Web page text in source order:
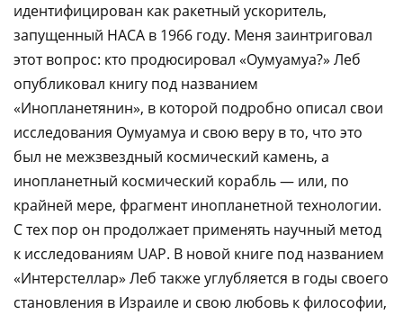
идентифицирован как ракетный ускоритель,
запущенный НАСА в 1966 году. Меня заинтриговал
этот вопрос: кто продюсировал «Оумуамуа?» Леб
опубликовал книгу под названием
«Инопланетянин», в которой подробно описал свои
исследования Оумуамуа и свою веру в то, что это
был не межзвездный космический камень, а
инопланетный космический корабль — или, по
крайней мере, фрагмент инопланетной технологии.
С тех пор он продолжает применять научный метод
к исследованиям UAP. В новой книге под названием
«Интерстеллар» Леб также углубляется в годы своего
становления в Израиле и свою любовь к философии,